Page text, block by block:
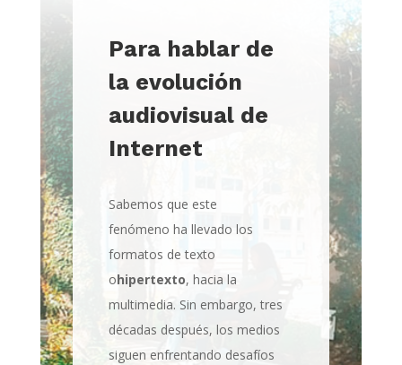
Para hablar de
la evolución
audiovisual de
Internet
Sabemos que este
fenómeno ha llevado los
formatos de texto
ohipertexto, hacia la
multimedia. Sin embargo, tres
décadas después, los medios
siguen enfrentando desafíos